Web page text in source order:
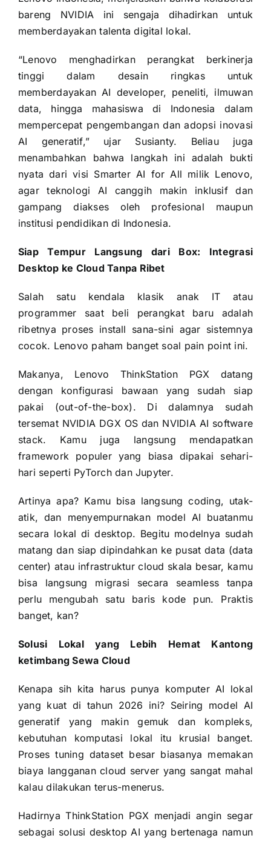
bareng NVIDIA ini sengaja dihadirkan untuk
memberdayakan talenta digital lokal.
“Lenovo menghadirkan perangkat berkinerja
tinggi dalam desain ringkas untuk
memberdayakan AI developer, peneliti, ilmuwan
data, hingga mahasiswa di Indonesia dalam
mempercepat pengembangan dan adopsi inovasi
AI generatif,” ujar Susianty. Beliau juga
menambahkan bahwa langkah ini adalah bukti
nyata dari visi Smarter AI for All milik Lenovo,
agar teknologi AI canggih makin inklusif dan
gampang diakses oleh profesional maupun
institusi pendidikan di Indonesia.
Siap Tempur Langsung dari Box: Integrasi
Desktop ke Cloud Tanpa Ribet
Salah satu kendala klasik anak IT atau
programmer saat beli perangkat baru adalah
ribetnya proses install sana-sini agar sistemnya
cocok. Lenovo paham banget soal pain point ini.
Makanya, Lenovo ThinkStation PGX datang
dengan konfigurasi bawaan yang sudah siap
pakai (out-of-the-box). Di dalamnya sudah
tersemat NVIDIA DGX OS dan NVIDIA AI software
stack. Kamu juga langsung mendapatkan
framework populer yang biasa dipakai sehari-
hari seperti PyTorch dan Jupyter.
Artinya apa? Kamu bisa langsung coding, utak-
atik, dan menyempurnakan model AI buatanmu
secara lokal di desktop. Begitu modelnya sudah
matang dan siap dipindahkan ke pusat data (data
center) atau infrastruktur cloud skala besar, kamu
bisa langsung migrasi secara seamless tanpa
perlu mengubah satu baris kode pun. Praktis
banget, kan?
Solusi Lokal yang Lebih Hemat Kantong
ketimbang Sewa Cloud
Kenapa sih kita harus punya komputer AI lokal
yang kuat di tahun 2026 ini? Seiring model AI
generatif yang makin gemuk dan kompleks,
kebutuhan komputasi lokal itu krusial banget.
Proses tuning dataset besar biasanya memakan
biaya langganan cloud server yang sangat mahal
kalau dilakukan terus-menerus.
Hadirnya ThinkStation PGX menjadi angin segar
sebagai solusi desktop AI yang bertenaga namun